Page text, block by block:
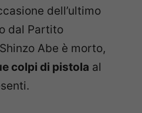
dell’ultimo
dal Partito
Abe è morto,
colpi di pistola al